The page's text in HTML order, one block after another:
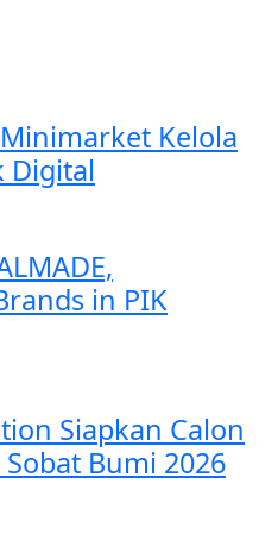
Kelola
Digital
in PIK
Siapkan Calon
Bumi 2026